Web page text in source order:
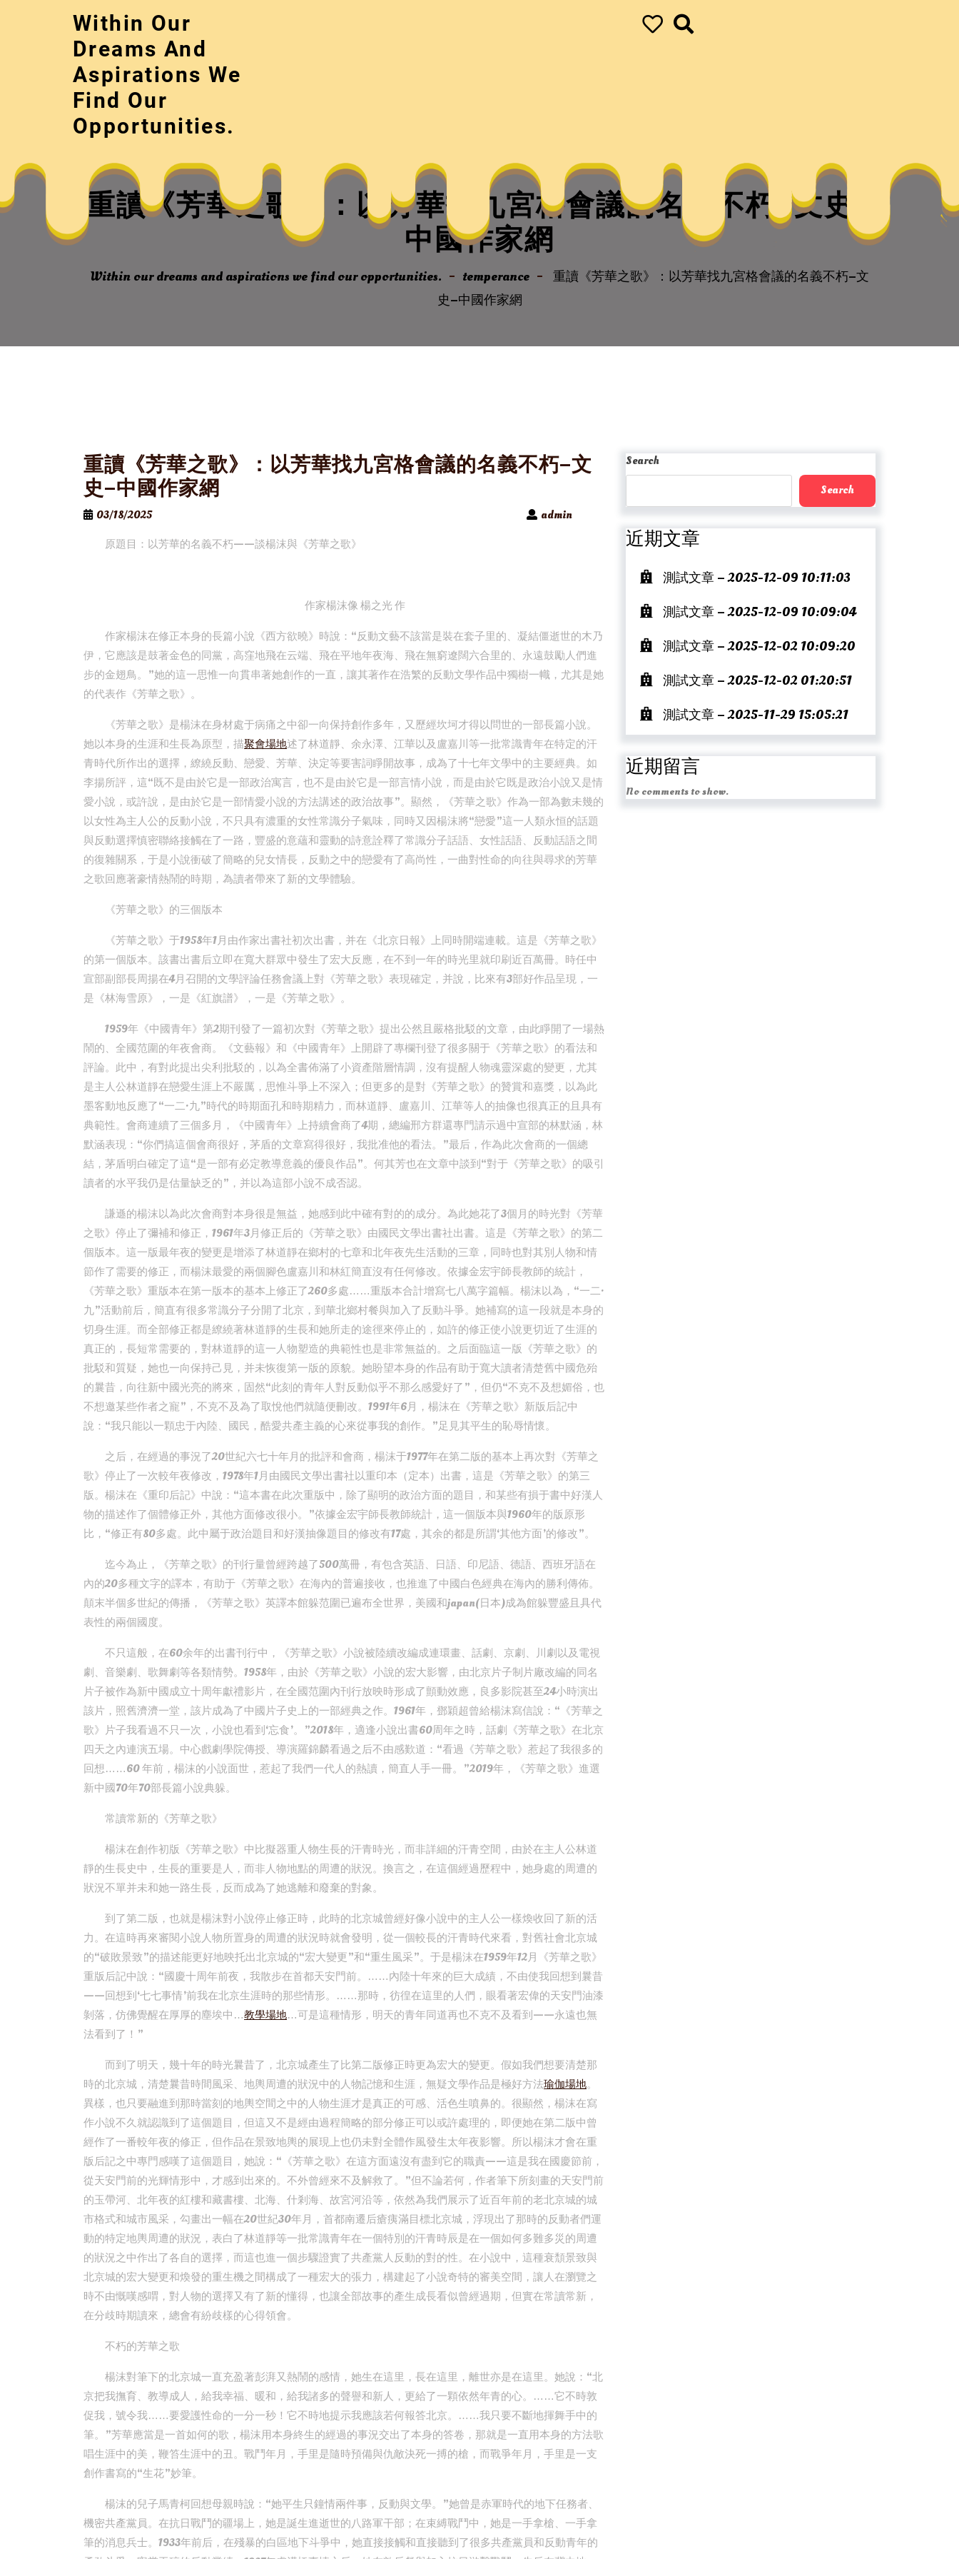
Within Our
Dreams And
Aspirations We
Find Our
Opportunities.
重讀《芳華之歌》：以芳華找九宮格會議的名義不朽–文史–
中國作家網
Within our dreams and aspirations we find our opportunities. temperance
重讀《芳華之歌》：以芳華找九宮格會議的名義不朽–文
史–中國作家網
重讀《芳華之歌》：以芳華找九宮格會議的名義不朽–文
史–中國作家網
03/18/2025
admin
原題目：以芳華的名義不朽——談楊沫與《芳華之歌》
作家楊沫像 楊之光 作
作家楊沫在修正本身的長篇小說《西方欲曉》時說：“反動文藝不該當是裝在套子里的、凝結僵逝世的木乃
伊，它應該是鼓著金色的同黨，高窪地飛在云端、飛在平地年夜海、飛在無窮遼闊六合里的、永遠鼓勵人們進
步的金翅鳥。”她的這一思惟一向貫串著她創作的一直，讓其著作在浩繁的反動文學作品中獨樹一幟，尤其是她
的代表作《芳華之歌》。
《芳華之歌》是楊沫在身材處于病痛之中卻一向保持創作多年，又歷經坎坷才得以問世的一部長篇小說。
她以本身的生涯和生長為原型，描聚會場地述了林道靜、余永澤、江華以及盧嘉川等一批常識青年在特定的汗
青時代所作出的選擇，繚繞反動、戀愛、芳華、決定等要害詞睜開故事，成為了十七年文學中的主要經典。如
李揚所評，這“既不是由於它是一部政治寓言，也不是由於它是一部言情小說，而是由於它既是政治小說又是情
愛小說，或許說，是由於它是一部情愛小說的方法講述的政治故事”。顯然，《芳華之歌》作為一部為數未幾的
以女性為主人公的反動小說，不只具有濃重的女性常識分子氣味，同時又因楊沫將“戀愛”這一人類永恒的話題
與反動選擇慎密聯絡接觸在了一路，豐盛的意蘊和靈動的詩意詮釋了常識分子話語、女性話語、反動話語之間
的復雜關系，于是小說衝破了簡略的兒女情長，反動之中的戀愛有了高尚性，一曲對性命的向往與尋求的芳華
之歌回應著豪情熱鬧的時期，為讀者帶來了新的文學體驗。
《芳華之歌》的三個版本
《芳華之歌》于1958年1月由作家出書社初次出書，并在《北京日報》上同時開端連載。這是《芳華之歌》
的第一個版本。該書出書后立即在寬大群眾中發生了宏大反應，在不到一年的時光里就印刷近百萬冊。時任中
宣部副部長周揚在4月召開的文學評論任務會議上對《芳華之歌》表現確定，并說，比來有3部好作品呈現，一
是《林海雪原》，一是《紅旗譜》，一是《芳華之歌》。
1959年《中國青年》第2期刊發了一篇初次對《芳華之歌》提出公然且嚴格批駁的文章，由此睜開了一場熱
鬧的、全國范圍的年夜會商。《文藝報》和《中國青年》上開辟了專欄刊登了很多關于《芳華之歌》的看法和
評論。此中，有對此提出尖利批駁的，以為全書佈滿了小資產階層情調，沒有提醒人物魂靈深處的變更，尤其
是主人公林道靜在戀愛生涯上不嚴厲，思惟斗爭上不深入；但更多的是對《芳華之歌》的贊賞和嘉獎，以為此
墨客動地反應了“一二·九”時代的時期面孔和時期精力，而林道靜、盧嘉川、江華等人的抽像也很真正的且具有
典範性。會商連續了三個多月，《中國青年》上持續會商了4期，總編邢方群還專門請示過中宣部的林默涵，林
默涵表現：“你們搞這個會商很好，茅盾的文章寫得很好，我批准他的看法。”最后，作為此次會商的一個總
結，茅盾明白確定了這“是一部有必定教導意義的優良作品”。何其芳也在文章中談到“對于《芳華之歌》的吸引
讀者的水平我仍是估量缺乏的”，并以為這部小說不成否認。
謙遜的楊沫以為此次會商對本身很是無益，她感到此中確有對的的成分。為此她花了3個月的時光對《芳華
之歌》停止了彌補和修正，1961年3月修正后的《芳華之歌》由國民文學出書社出書。這是《芳華之歌》的第二
個版本。這一版最年夜的變更是增添了林道靜在鄉村的七章和北年夜先生活動的三章，同時也對其別人物和情
節作了需要的修正，而楊沫最愛的兩個腳色盧嘉川和林紅簡直沒有任何修改。依據金宏宇師長教師的統計，
《芳華之歌》重版本在第一版本的基本上修正了260多處……重版本合計增寫七八萬字篇幅。楊沫以為，“一二·
九”活動前后，簡直有很多常識分子分開了北京，到華北鄉村餐與加入了反動斗爭。她補寫的這一段就是本身的
切身生涯。而全部修正都是繚繞著林道靜的生長和她所走的途徑來停止的，如許的修正使小說更切近了生涯的
真正的，長短常需要的，對林道靜的這一人物塑造的典範性也是非常無益的。之后面臨這一版《芳華之歌》的
批駁和質疑，她也一向保持己見，并未恢復第一版的原貌。她盼望本身的作品有助于寬大讀者清楚舊中國危殆
的曩昔，向往新中國光亮的將來，固然“此刻的青年人對反動似乎不那么感愛好了”，但仍“不克不及想媚俗，也
不想邀某些作者之寵”，不克不及為了取悅他們就隨便刪改。1991年6月，楊沫在《芳華之歌》新版后記中
說：“我只能以一顆忠于內陸、國民，酷愛共產主義的心來從事我的創作。”足見其平生的恥辱情懷。
之后，在經過的事況了20世紀六七十年月的批評和會商，楊沫于1977年在第二版的基本上再次對《芳華之
歌》停止了一次較年夜修改，1978年1月由國民文學出書社以重印本（定本）出書，這是《芳華之歌》的第三
版。楊沫在《重印后記》中說：“這本書在此次重版中，除了顯明的政治方面的題目，和某些有損于書中好漢人
物的描述作了個體修正外，其他方面修改很小。”依據金宏宇師長教師統計，這一個版本與1960年的版原形
比，“修正有80多處。此中屬于政治題目和好漢抽像題目的修改有17處，其余的都是所謂‘其他方面’的修改”。
迄今為止，《芳華之歌》的刊行量曾經跨越了500萬冊，有包含英語、日語、印尼語、德語、西班牙語在
內的20多種文字的譯本，有助于《芳華之歌》在海內的普遍接收，也推進了中國白色經典在海內的勝利傳佈。
顛末半個多世紀的傳播，《芳華之歌》英譯本館躲范圍已遍布全世界，美國和japan(日本)成為館躲豐盛且具代
表性的兩個國度。
不只這般，在60余年的出書刊行中，《芳華之歌》小說被陸續改編成連環畫、話劇、京劇、川劇以及電視
劇、音樂劇、歌舞劇等各類情勢。1958年，由於《芳華之歌》小說的宏大影響，由北京片子制片廠改編的同名
片子被作為新中國成立十周年獻禮影片，在全國范圍內刊行放映時形成了顫動效應，良多影院甚至24小時演出
該片，照舊濟濟一堂，該片成為了中國片子史上的一部經典之作。1961年，鄧穎超曾給楊沫寫信說：“《芳華之
歌》片子我看過不只一次，小說也看到‘忘食’。”2018年，適逢小說出書60周年之時，話劇《芳華之歌》在北京
四天之內連演五場。中心戲劇學院傳授、導演羅錦麟看過之后不由感歎道：“看過《芳華之歌》惹起了我很多的
回想……60 年前，楊沫的小說面世，惹起了我們一代人的熱讀，簡直人手一冊。”2019年，《芳華之歌》進選
新中國70年70部長篇小說典躲。
常讀常新的《芳華之歌》
楊沫在創作初版《芳華之歌》中比擬器重人物生長的汗青時光，而非詳細的汗青空間，由於在主人公林道
靜的生長史中，生長的重要是人，而非人物地點的周遭的狀況。換言之，在這個經過歷程中，她身處的周遭的
狀況不單并未和她一路生長，反而成為了她逃離和廢棄的對象。
到了第二版，也就是楊沫對小說停止修正時，此時的北京城曾經好像小說中的主人公一樣煥收回了新的活
力。在這時再來審閱小說人物所置身的周遭的狀況時就會發明，從一個較長的汗青時代來看，對舊社會北京城
的“破敗景致”的描述能更好地映托出北京城的“宏大變更”和“重生風采”。于是楊沫在1959年12月《芳華之歌》
重版后記中說：“國慶十周年前夜，我散步在首都天安門前。……內陸十年來的巨大成績，不由使我回想到曩昔
——回想到‘七七事情’前我在北京生涯時的那些情形。……那時，彷徨在這里的人們，眼看著宏偉的天安門油漆
剝落，仿佛覺醒在厚厚的塵埃中…教學場地…可是這種情形，明天的青年同道再也不克不及看到——永遠也無
法看到了！”
而到了明天，幾十年的時光曩昔了，北京城產生了比第二版修正時更為宏大的變更。假如我們想要清楚那
時的北京城，清楚曩昔時間風采、地輿周遭的狀況中的人物記憶和生涯，無疑文學作品是極好方法瑜伽場地。
異樣，也只要融進到那時當刻的地輿空間之中的人物生涯才是真正的可感、活色生噴鼻的。很顯然，楊沫在寫
作小說不久就認識到了這個題目，但這又不是經由過程簡略的部分修正可以或許處理的，即便她在第二版中曾
經作了一番較年夜的修正，但作品在景致地輿的展現上也仍未對全體作風發生太年夜影響。所以楊沫才會在重
版后記之中專門感嘆了這個題目，她說：“《芳華之歌》在這方面遠沒有盡到它的職責——這是我在國慶節前，
從天安門前的光輝情形中，才感到出來的。不外曾經來不及解救了。”但不論若何，作者筆下所刻畫的天安門前
的玉帶河、北年夜的紅樓和藏書樓、北海、什剎海、故宮河沿等，依然為我們展示了近百年前的老北京城的城
市格式和城市風采，勾畫出一幅在20世紀30年月，首都南遷后瘡痍滿目標北京城，浮現出了那時的反動者們運
動的特定地輿周遭的狀況，表白了林道靜等一批常識青年在一個特別的汗青時辰是在一個如何多難多災的周遭
的狀況之中作出了各自的選擇，而這也進一個步驟證實了共產黨人反動的對的性。在小說中，這種衰頹景致與
北京城的宏大變更和煥發的重生機之間構成了一種宏大的張力，構建起了小說奇特的審美空間，讓人在瀏覽之
時不由慨嘆感喟，對人物的選擇又有了新的懂得，也讓全部故事的產生成長看似曾經過期，但實在常讀常新，
在分歧時期讀來，總會有紛歧樣的心得領會。
不朽的芳華之歌
楊沫對筆下的北京城一直充盈著彭湃又熱鬧的感情，她生在這里，長在這里，離世亦是在這里。她說：“北
京把我撫育、教導成人，給我幸福、暖和，給我諸多的聲譽和新人，更給了一顆依然年青的心。……它不時敦
促我，號令我……要愛護性命的一分一秒！它不時地提示我應該若何報答北京。……我只要不斷地揮舞手中的
筆。”芳華應當是一首如何的歌，楊沫用本身終生的經過的事況交出了本身的答卷，那就是一直用本身的方法歌
唱生涯中的美，鞭笞生涯中的丑。戰鬥年月，手里是隨時預備與仇敵決死一搏的槍，而戰爭年月，手里是一支
創作書寫的“生花”妙筆。
楊沫的兒子馬青柯回想母親時說：“她平生只鐘情兩件事，反動與文學。”她曾是赤軍時代的地下任務者、
機密共產黨員。在抗日戰鬥的疆場上，她是誕生進逝世的八路軍干部；在束縛戰鬥中，她是一手拿槍、一手拿
筆的消息兵士。1933年前后，在殘暴的白區地下斗爭中，她直接接觸和直接聽到了很多共產黨員和反動青年的
Search
Search
近期文章
測試文章 – 2025-12-09 10:11:03
測試文章 – 2025-12-09 10:09:04
測試文章 – 2025-12-02 10:09:20
測試文章 – 2025-12-02 01:20:51
測試文章 – 2025-11-29 15:05:21
近期留言
No comments to show.